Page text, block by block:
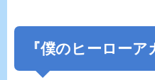
『僕のヒーロー